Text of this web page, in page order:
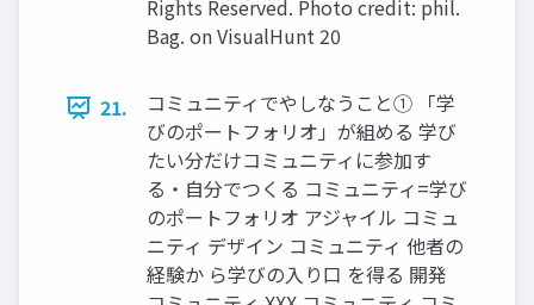
Rights Reserved. Photo credit: phil.
Bag. on VisualHunt 20
21.
コミュニティでやしなうこと① 「学
びのポートフォリオ」が組める 学び
たい分だけコミュニティに参加す
る・⾃分でつくる コミュニティ=学び
のポートフォリオ アジャイル コミュ
ニティ デザイン コミュニティ 他者の
経験か ら学びの⼊り⼝ を得る 開発